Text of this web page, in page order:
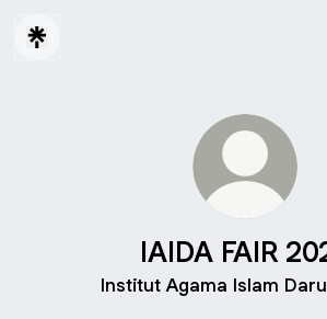
IAIDA FAIR
Institut Agama Islam